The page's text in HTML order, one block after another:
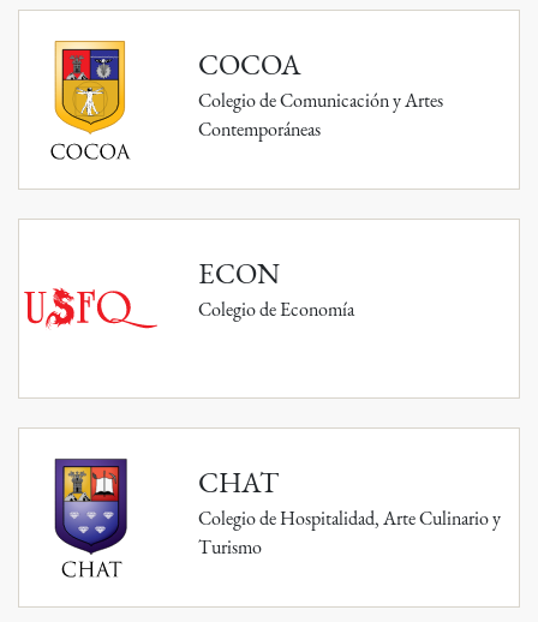
COCOA
Colegio de Comunicación y Artes
Contemporáneas
ECON
Colegio de Economía
CHAT
Colegio de Hospitalidad, Arte Culinario y
Turismo